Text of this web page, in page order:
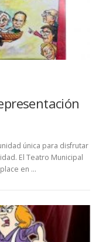
única para disfrutar
El Teatro Municipal
en …